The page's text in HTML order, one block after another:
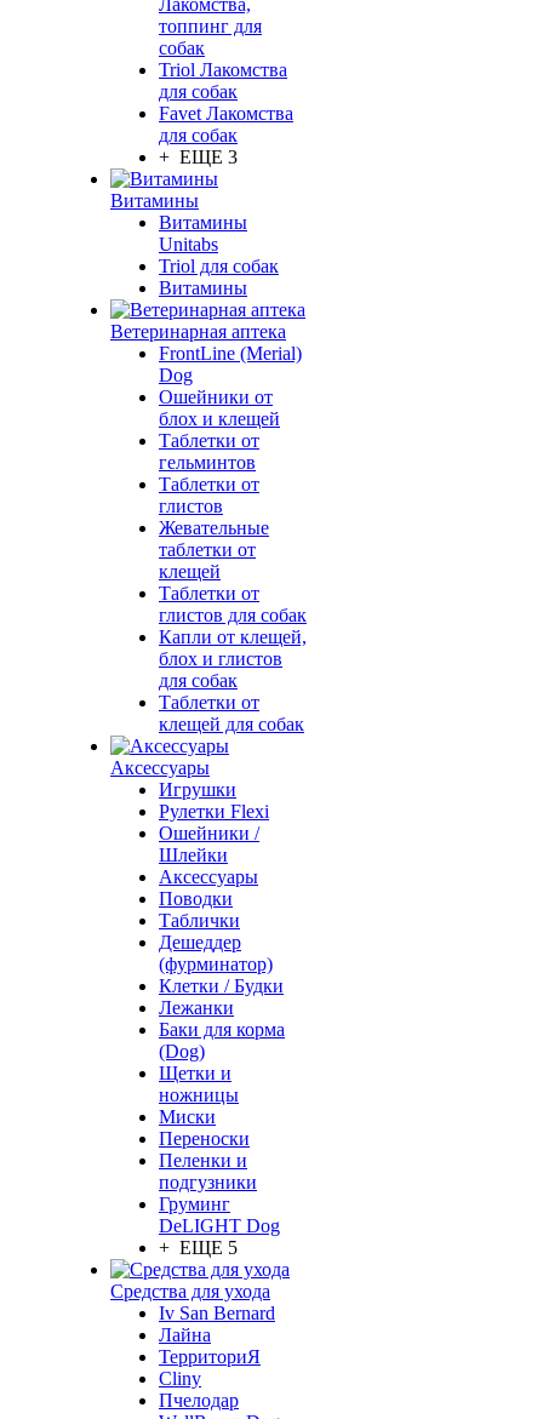
Лакомства,
топпинг для
собак
Triol Лакомства
для собак
Favet Лакомства
для собак
+ ЕЩЕ 3
Витамины
Витамины
Unitabs
Triol для собак
Витамины
Ветеринарная аптека
FrontLine (Merial)
Dog
Ошейники от
блох и клещей
Таблетки от
гельминтов
Таблетки от
глистов
Жевательные
таблетки от
клещей
Таблетки от
глистов для собак
Капли от клещей,
блох и глистов
для собак
Таблетки от
клещей для собак
Аксессуары
Игрушки
Рулетки Flexi
Ошейники /
Шлейки
Аксессуары
Поводки
Таблички
Дешеддер
(фурминатор)
Клетки / Будки
Лежанки
Баки для корма
(Dog)
Щетки и
ножницы
Миски
Переноски
Пеленки и
подгузники
Груминг
DeLIGHT Dog
+ ЕЩЕ 5
Средства для ухода
Iv San Bernard
Лайна
ТерриториЯ
Cliny
Пчелодар